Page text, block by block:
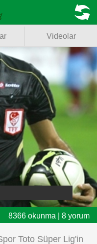
Videolar
8366 okunma | 8 yorum
Toto Süper Lig'in